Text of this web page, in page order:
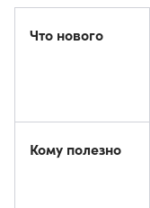
Что нового
Кому полезно